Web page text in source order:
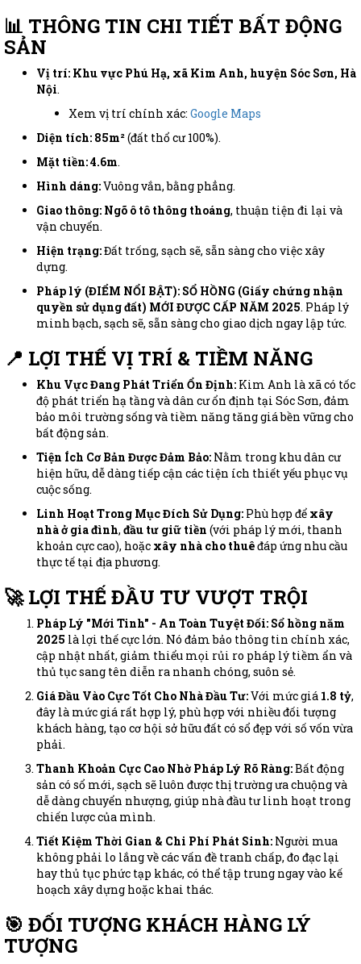
📊 THÔNG TIN CHI TIẾT BẤT ĐỘNG
SẢN
Vị trí: Khu vực Phú Hạ, xã Kim Anh, huyện Sóc Sơn, Hà
Nội.
Xem vị trí chính xác: Google Maps
Diện tích: 85m²(đất thổ cư 100%).
Mặt tiền:4.6m.
Hình dáng:Vuông vắn, bằng phẳng.
Giao thông: Ngõ ô tô thông thoáng, thuận tiện đi lại và
vận chuyển.
Hiện trạng:Đất trống, sạch sẽ, sẵn sàng cho việc xây
dựng.
Pháp lý (ĐIỂM NỔI BẬT): SỔ HỒNG (Giấy chứng nhận
quyền sử dụng đất) MỚI ĐƯỢC CẤP NĂM 2025. Pháp lý
minh bạch, sạch sẽ, sẵn sàng cho giao dịch ngay lập tức.
📍 LỢI THẾ VỊ TRÍ & TIỀM NĂNG
Khu Vực Đang Phát Triển Ổn Định: Kim Anh là xã có tốc
độ phát triển hạ tầng và dân cư ổn định tại Sóc Sơn, đảm
bảo môi trường sống và tiềm năng tăng giá bền vững cho
bất động sản.
Tiện Ích Cơ Bản Được Đảm Bảo: Nằm trong khu dân cư
hiện hữu, dễ dàng tiếp cận các tiện ích thiết yếu phục vụ
cuộc sống.
Linh Hoạt Trong Mục Đích Sử Dụng: Phù hợp để xây
nhà ở gia đình, đầu tư giữ tiền (với pháp lý mới, thanh
khoản cực cao), hoặc xây nhà cho thuêđáp ứng nhu cầu
thực tế tại địa phương.
🚀 LỢI THẾ ĐẦU TƯ VƯỢT TRỘI
Pháp Lý "Mới Tinh" - An Toàn Tuyệt Đối: Sổ hồng năm
2025 là lợi thế cực lớn. Nó đảm bảo thông tin chính xác,
cập nhật nhất, giảm thiểu mọi rủi ro pháp lý tiềm ẩn và
thủ tục sang tên diễn ra nhanh chóng, suôn sẻ.
Giá Đầu Vào Cực Tốt Cho Nhà Đầu Tư:Với mức giá 1.8 tỷ,
đây là mức giá rất hợp lý, phù hợp với nhiều đối tượng
khách hàng, tạo cơ hội sở hữu đất có sổ đẹp với số vốn vừa
phải.
Thanh Khoản Cực Cao Nhờ Pháp Lý Rõ Ràng:Bất động
sản có sổ mới, sạch sẽ luôn được thị trường ưa chuộng và
dễ dàng chuyển nhượng, giúp nhà đầu tư linh hoạt trong
chiến lược của mình.
Tiết Kiệm Thời Gian & Chi Phí Phát Sinh: Người mua
không phải lo lắng về các vấn đề tranh chấp, đo đạc lại
hay thủ tục phức tạp khác, có thể tập trung ngay vào kế
hoạch xây dựng hoặc khai thác.
🎯 ĐỐI TƯỢNG KHÁCH HÀNG LÝ
TƯỢNG